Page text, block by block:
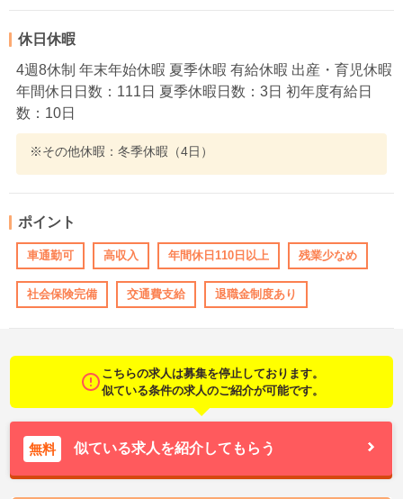
休日休暇
4週8休制 年末年始休暇 夏季休暇 有給休暇 出産・育児休暇
年間休日日数：111日 夏季休暇日数：3日 初年度有給日
数：10日
※その他休暇：冬季休暇（4日）
ポイント
車通勤可 高収入 年間休日110日以上 残業少なめ
社会保険完備 交通費支給 退職金制度あり
こちらの求人は募集を停止しております。
似ている条件の求人のご紹介が可能です。
無料 似ている求人を紹介してもらう